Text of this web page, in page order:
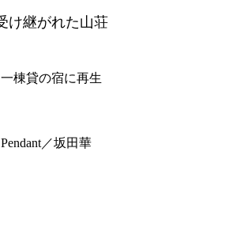
け継がれた山荘
棟貸の宿に再生
／坂田華